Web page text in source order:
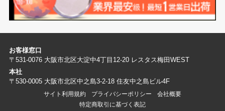
お客様窓口
〒531-0076 大阪市北区大淀中4丁目12-20 レスタス梅田WEST
本社
〒530-0005 大阪市北区中之島3-2-18 住友中之島ビル4F
サイト利用規約 プライバシーポリシー
会社概要
特定商取引に基づく表記